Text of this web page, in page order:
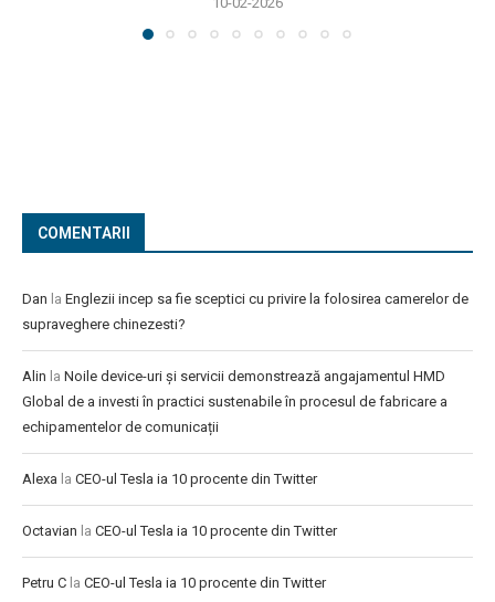
COMENTARII
Dan la Englezii incep sa fie sceptici cu privire la folosirea camerelor de
supraveghere chinezesti?
Alin la Noile device-uri și servicii demonstrează angajamentul HMD
Global de a investi în practici sustenabile în procesul de fabricare a
echipamentelor de comunicații
Alexa la CEO-ul Tesla ia 10 procente din Twitter
Octavian la CEO-ul Tesla ia 10 procente din Twitter
Petru C la CEO-ul Tesla ia 10 procente din Twitter